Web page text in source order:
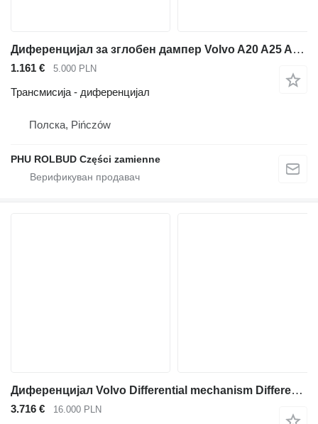
Диференцијал за зглобен дампер Volvo A20 A25 A30 7X38
1.161 € 5.000 PLN
Трансмисија - диференцијал
Полска, Pińczów
PHU ROLBUD Części zamienne
Диференцијал Volvo Differential mechanism Differentialgetriebegear Part за зглобен дампер Volvo A20 A25 A30
3.716 € 16.000 PLN